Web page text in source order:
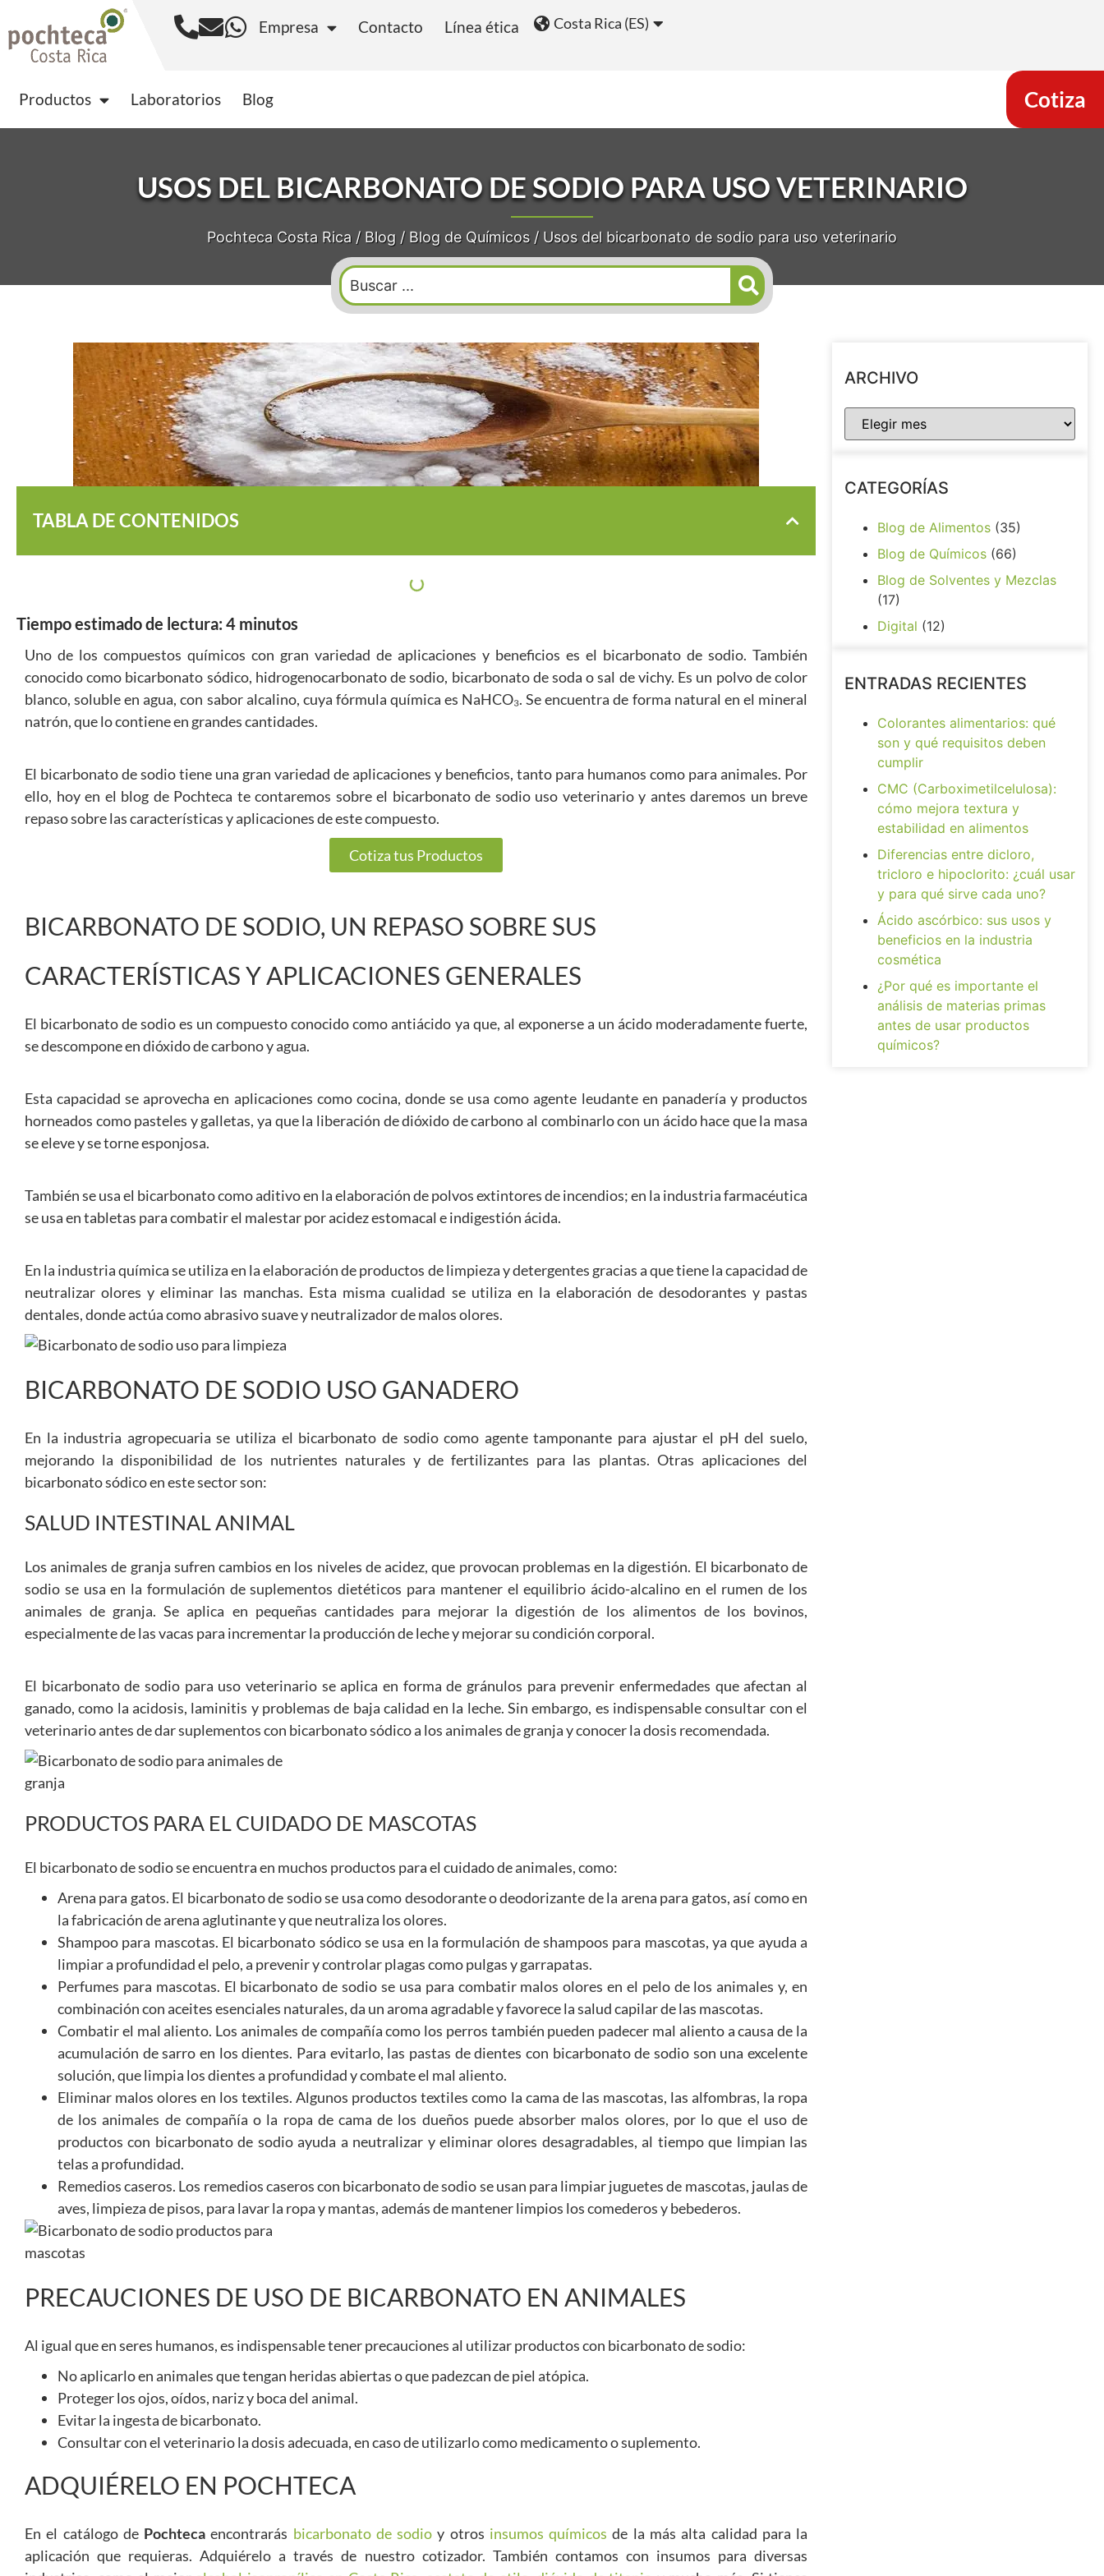
Cotiza
Empresa Contacto Línea ética Costa Rica (ES)
Productos Laboratorios Blog
USOS DEL BICARBONATO DE SODIO PARA USO VETERINARIO
Pochteca Costa Rica / Blog / Blog de Químicos/ Usos del bicarbonato de sodio para uso veterinario
TABLA DE CONTENIDOS
Tiempo estimado de lectura: 4 minutos
Uno de los compuestos químicos con gran variedad de aplicaciones y beneficios es el bicarbonato de sodio. También
conocido como bicarbonato sódico, hidrogenocarbonato de sodio, bicarbonato de soda o sal de vichy. Es un polvo de color
blanco, soluble en agua, con sabor alcalino, cuya fórmula química es NaHCO₃. Se encuentra de forma natural en el mineral
natrón, que lo contiene en grandes cantidades.
El bicarbonato de sodio tiene una gran variedad de aplicaciones y beneficios, tanto para humanos como para animales. Por
ello, hoy en el blog de Pochteca te contaremos sobre el bicarbonato de sodio uso veterinario y antes daremos un breve
repaso sobre las características y aplicaciones de este compuesto.
Cotiza tus Productos
BICARBONATO DE SODIO, UN REPASO SOBRE SUS
CARACTERÍSTICAS Y APLICACIONES GENERALES
El bicarbonato de sodio es un compuesto conocido como antiácido ya que, al exponerse a un ácido moderadamente fuerte,
se descompone en dióxido de carbono y agua.
Esta capacidad se aprovecha en aplicaciones como cocina, donde se usa como agente leudante en panadería y productos
horneados como pasteles y galletas, ya que la liberación de dióxido de carbono al combinarlo con un ácido hace que la masa
se eleve y se torne esponjosa.
También se usa el bicarbonato como aditivo en la elaboración de polvos extintores de incendios; en la industria farmacéutica
se usa en tabletas para combatir el malestar por acidez estomacal e indigestión ácida.
En la industria química se utiliza en la elaboración de productos de limpieza y detergentes gracias a que tiene la capacidad de
neutralizar olores y eliminar las manchas. Esta misma cualidad se utiliza en la elaboración de desodorantes y pastas
dentales, donde actúa como abrasivo suave y neutralizador de malos olores.
BICARBONATO DE SODIO USO GANADERO
En la industria agropecuaria se utiliza el bicarbonato de sodio como agente tamponante para ajustar el pH del suelo,
mejorando la disponibilidad de los nutrientes naturales y de fertilizantes para las plantas. Otras aplicaciones del
bicarbonato sódico en este sector son:
SALUD INTESTINAL ANIMAL
Los animales de granja sufren cambios en los niveles de acidez, que provocan problemas en la digestión. El bicarbonato de
sodio se usa en la formulación de suplementos dietéticos para mantener el equilibrio ácido-alcalino en el rumen de los
animales de granja. Se aplica en pequeñas cantidades para mejorar la digestión de los alimentos de los bovinos,
especialmente de las vacas para incrementar la producción de leche y mejorar su condición corporal.
El bicarbonato de sodio para uso veterinario se aplica en forma de gránulos para prevenir enfermedades que afectan al
ganado, como la acidosis, laminitis y problemas de baja calidad en la leche. Sin embargo, es indispensable consultar con el
veterinario antes de dar suplementos con bicarbonato sódico a los animales de granja y conocer la dosis recomendada.
PRODUCTOS PARA EL CUIDADO DE MASCOTAS
El bicarbonato de sodio se encuentra en muchos productos para el cuidado de animales, como:
Arena para gatos. El bicarbonato de sodio se usa como desodorante o deodorizante de la arena para gatos, así como en
la fabricación de arena aglutinante y que neutraliza los olores.
Shampoo para mascotas. El bicarbonato sódico se usa en la formulación de shampoos para mascotas, ya que ayuda a
limpiar a profundidad el pelo, a prevenir y controlar plagas como pulgas y garrapatas.
Perfumes para mascotas. El bicarbonato de sodio se usa para combatir malos olores en el pelo de los animales y, en
combinación con aceites esenciales naturales, da un aroma agradable y favorece la salud capilar de las mascotas.
Combatir el mal aliento. Los animales de compañía como los perros también pueden padecer mal aliento a causa de la
acumulación de sarro en los dientes. Para evitarlo, las pastas de dientes con bicarbonato de sodio son una excelente
solución, que limpia los dientes a profundidad y combate el mal aliento.
Eliminar malos olores en los textiles. Algunos productos textiles como la cama de las mascotas, las alfombras, la ropa
de los animales de compañía o la ropa de cama de los dueños puede absorber malos olores, por lo que el uso de
productos con bicarbonato de sodio ayuda a neutralizar y eliminar olores desagradables, al tiempo que limpian las
telas a profundidad.
Remedios caseros. Los remedios caseros con bicarbonato de sodio se usan para limpiar juguetes de mascotas, jaulas de
aves, limpieza de pisos, para lavar la ropa y mantas, además de mantener limpios los comederos y bebederos.
PRECAUCIONES DE USO DE BICARBONATO EN ANIMALES
Al igual que en seres humanos, es indispensable tener precauciones al utilizar productos con bicarbonato de sodio:
No aplicarlo en animales que tengan heridas abiertas o que padezcan de piel atópica.
Proteger los ojos, oídos, nariz y boca del animal.
Evitar la ingesta de bicarbonato.
Consultar con el veterinario la dosis adecuada, en caso de utilizarlo como medicamento o suplemento.
ADQUIÉRELO EN POCHTECA
En el catálogo de Pochteca encontrarás bicarbonato de sodio y otros insumos químicos de la más alta calidad para la
aplicación que requieras. Adquiérelo a través de nuestro cotizador. También contamos con insumos para diversas
ARCHIVO
CATEGORÍAS
Blog de Alimentos (35)
Blog de Químicos (66)
Blog de Solventes y Mezclas
(17)
Digital (12)
ENTRADAS RECIENTES
Colorantes alimentarios: qué
son y qué requisitos deben
cumplir
CMC (Carboximetilcelulosa):
cómo mejora textura y
estabilidad en alimentos
Diferencias entre dicloro,
tricloro e hipoclorito: ¿cuál usar
y para qué sirve cada uno?
Ácido ascórbico: sus usos y
beneficios en la industria
cosmética
¿Por qué es importante el
análisis de materias primas
antes de usar productos
químicos?